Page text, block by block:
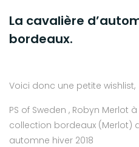
La cavalière
bordeaux.
Voici donc une petite wishlist,
PS of Sweden , Robyn Merlot
collection bordeaux (Merlot)
automne hiver 2018